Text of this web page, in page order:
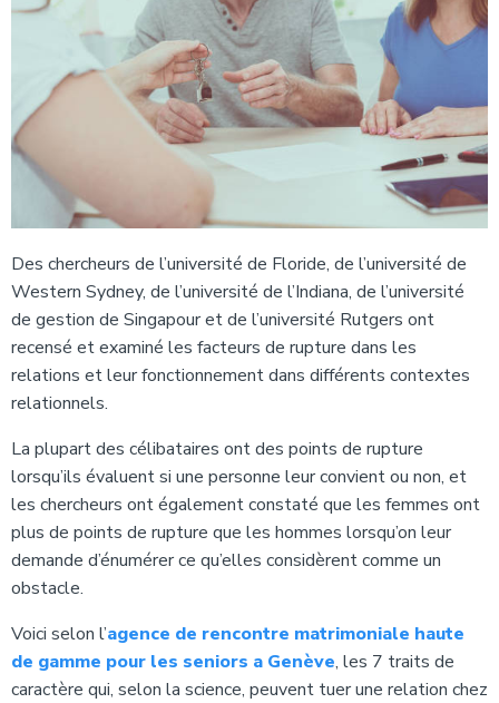
Des chercheurs de l’université de Floride, de l’université de
Western Sydney, de l’université de l’Indiana, de l’université
de gestion de Singapour et de l’université Rutgers ont
recensé et examiné les facteurs de rupture dans les
relations et leur fonctionnement dans différents contextes
relationnels.
La plupart des célibataires ont des points de rupture
lorsqu’ils évaluent si une personne leur convient ou non, et
les chercheurs ont également constaté que les femmes ont
plus de points de rupture que les hommes lorsqu’on leur
demande d’énumérer ce qu’elles considèrent comme un
obstacle.
Voici selon l’agence de rencontre matrimoniale haute
de gamme pour les seniors a Genève, les 7 traits de
caractère qui, selon la science, peuvent tuer une relation chez